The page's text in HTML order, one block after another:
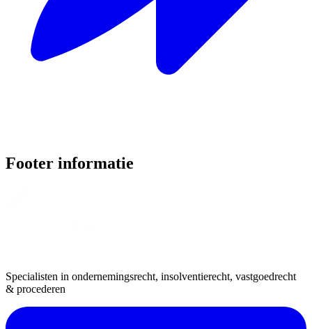
Footer informatie
Specialisten in ondernemingsrecht, insolventierecht, vastgoedrecht
& procederen